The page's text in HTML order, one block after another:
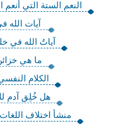
النعم الستة التي
آيات الله
آياتُ الله في
ما هي
الكلام
هل خُلِق آدم
منشأ اختلاف